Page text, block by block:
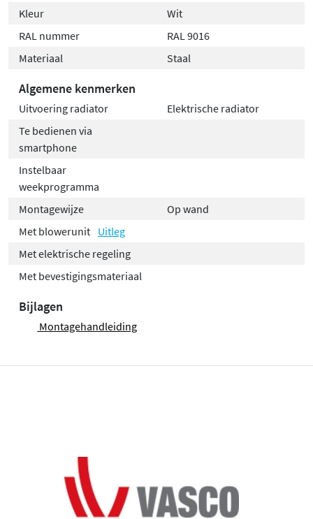
Kleur
Wit
RAL nummer
RAL 9016
Materiaal
Staal
Algemene kenmerken
Uitvoering radiator
Elektrische radiator
Te bedienen via
smartphone
Instelbaar
weekprogramma
Montagewijze
Op wand
Met blowerunit Uitleg
Met elektrische regeling
Met bevestigingsmateriaal
Bijlagen
Montagehandleiding